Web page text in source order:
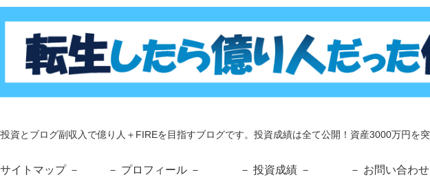
資とブログ副収入で億り人＋FIREを目指すブログです。投資成績は全て公開！資産3000万円を突
イトマップ － － プロフィール － － 投資成績 － － お問い合わせ